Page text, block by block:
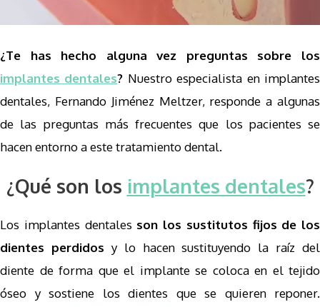
¿Te has hecho alguna vez preguntas sobre los
implantes dentales? Nuestro especialista en implantes
dentales, Fernando Jiménez Meltzer, responde a algunas
de las preguntas más frecuentes que los pacientes se
hacen entorno a este tratamiento dental.
¿Qué son los implantes dentales?
Los implantes dentales son los sustitutos fijos de los
dientes perdidos y lo hacen sustituyendo la raíz del
diente de forma que el implante se coloca en el tejido
óseo y sostiene los dientes que se quieren reponer.